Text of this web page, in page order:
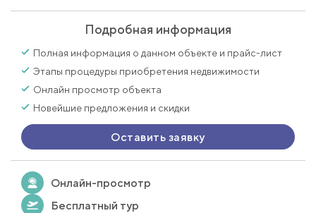
Подробная информация
Полная информация о данном объекте и прайс-лист
Этапы процедуры приобретения недвижимости
Онлайн просмотр объекта
Новейшие предложения и скидки
Оставить заявку
Онлайн-просмотр
Бесплатный тур